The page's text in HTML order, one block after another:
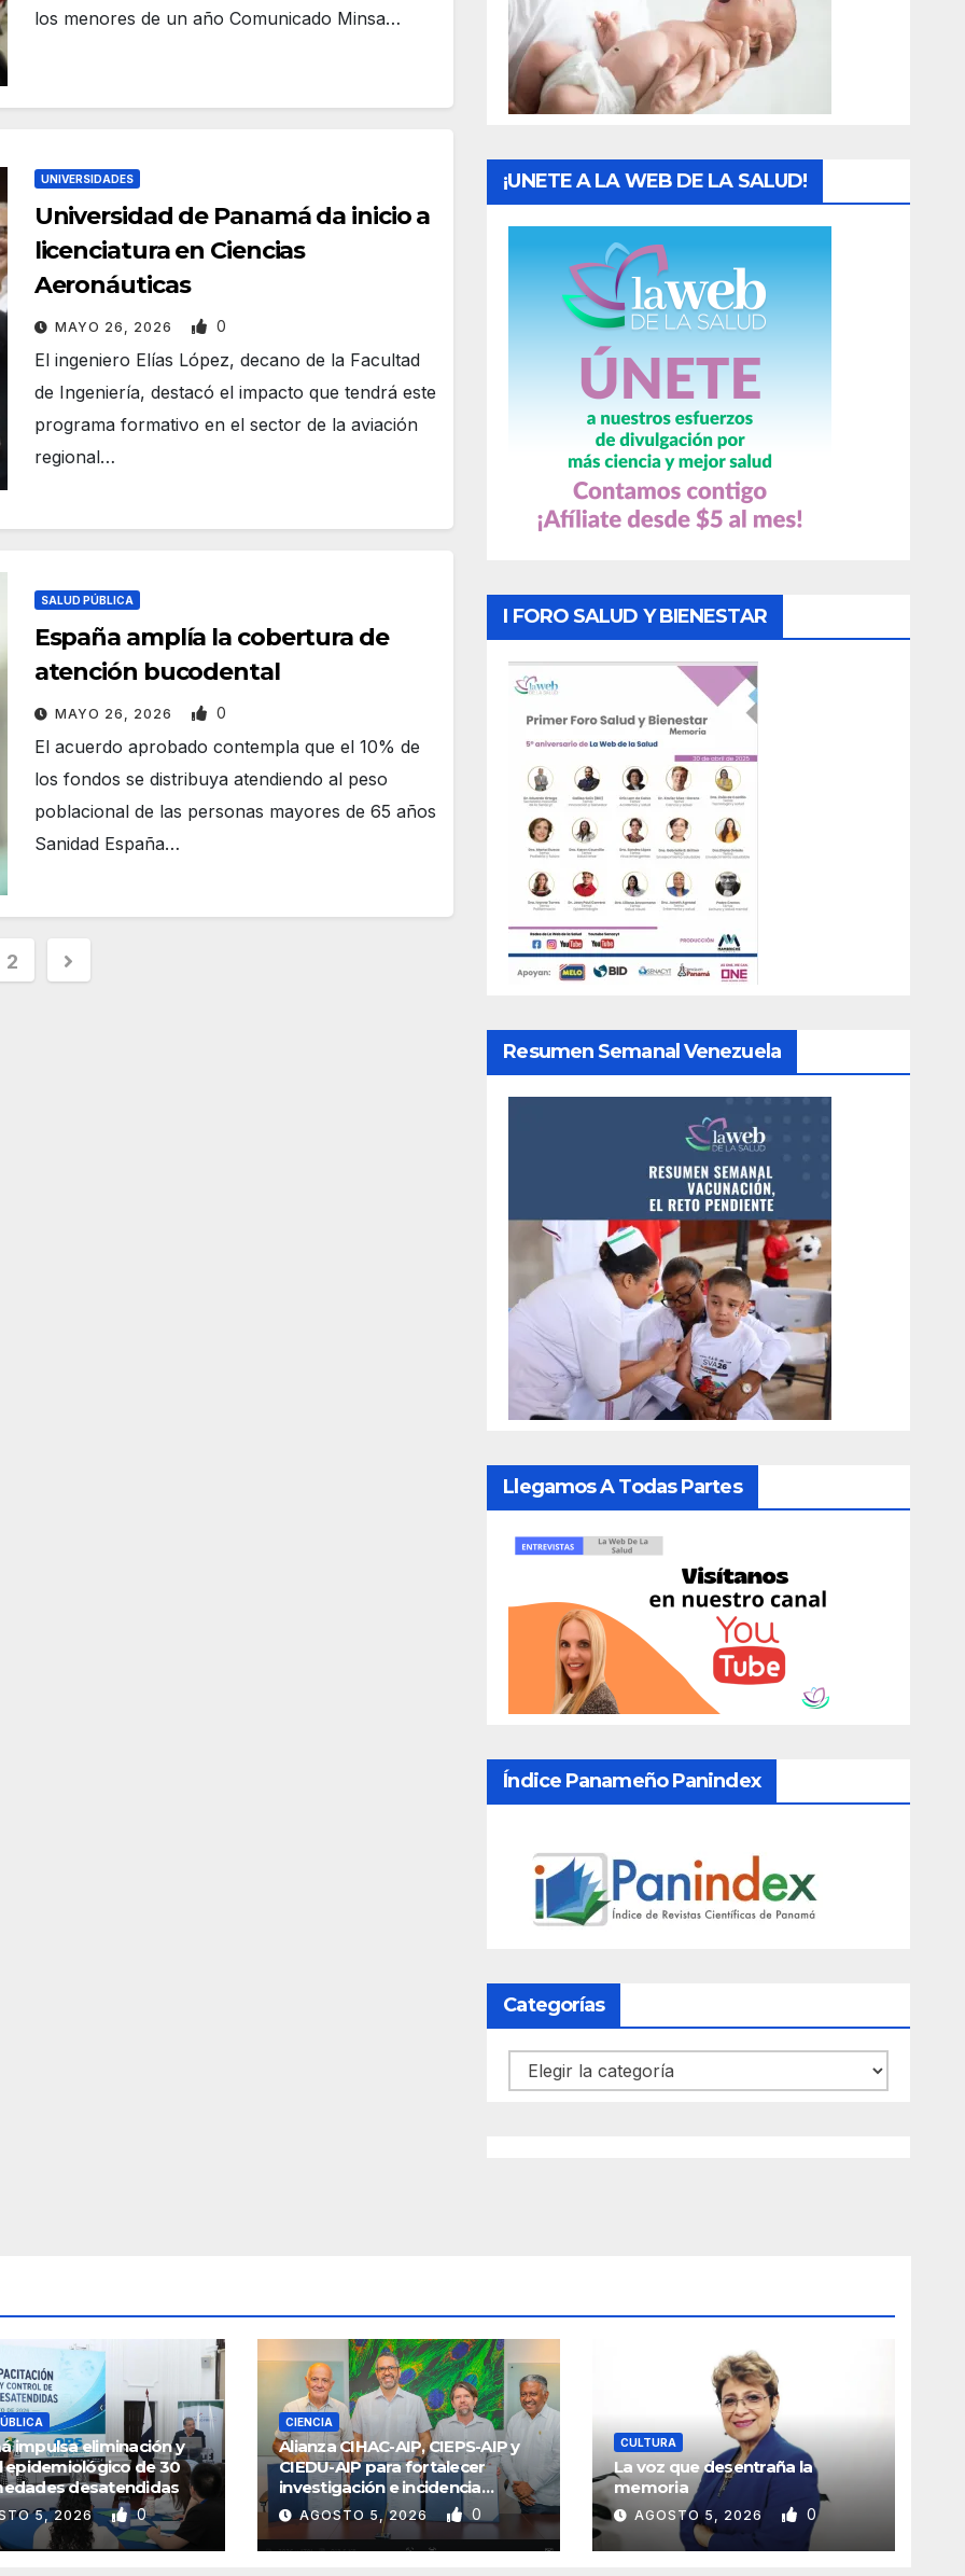
los menores de un año Comunicado Minsa…
UNIVERSIDADES
Universidad de Panamá da inicio a
licenciatura en Ciencias
Aeronáuticas
MAYO 26, 2026 0
El ingeniero Elías López, decano de la Facultad
de Ingeniería, destacó el impacto que tendrá este
programa formativo en el sector de la aviación
regional…
SALUD PÚBLICA
España amplía la cobertura de
atención bucodental
MAYO 26, 2026 0
El acuerdo aprobado contempla que el 10% de
los fondos se distribuya atendiendo al peso
poblacional de las personas mayores de 65 años
Sanidad España…
2
¡UNETE A LA WEB DE LA SALUD!
I FORO SALUD Y BIENESTAR
Resumen Semanal Venezuela
Llegamos A Todas Partes
Índice Panameño Panindex
Categorías
Categorías
impulsa eliminación y
epidemiológico de 30
desatendidas
5, 2026 0
CIENCIA
Alianza CIHAC-AIP, CIEPS-AIP y
CIEDU-AIP para fortalecer
investigación e incidencia
pública
AGOSTO 5, 2026 0
CULTURA
La voz que desentraña la
memoria
AGOSTO 5, 2026 0